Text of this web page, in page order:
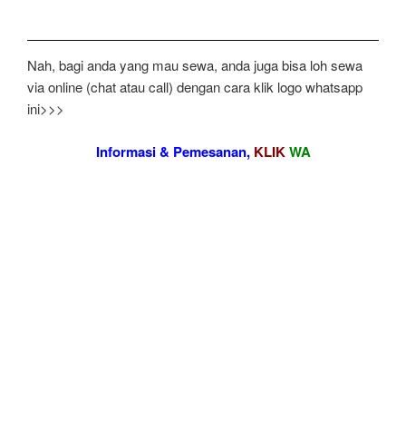
Nah, bagi anda yang mau sewa, anda juga bisa loh sewa
via online (chat atau call) dengan cara klik logo whatsapp
ini>>>
Informasi & Pemesanan, KLIK WA